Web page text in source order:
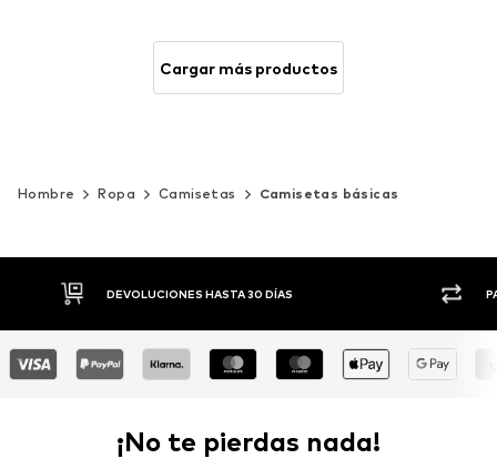
Cargar más productos
Hombre Ropa Camisetas Camisetas básicas
DEVOLUCIONES HASTA 30 DÍAS
¡No te pierdas nada!